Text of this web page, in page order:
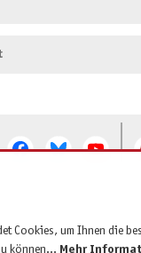
Cookies, um Ihnen die
können... Mehr